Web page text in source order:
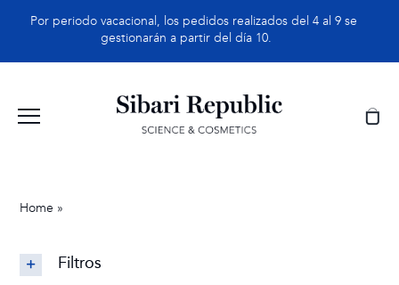
Por periodo vacacional, los pedidos realizados del 4 al 9 se
gestionarán a partir del día 10.
Home »
Filtros